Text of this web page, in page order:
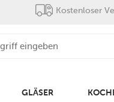
Kostenloser
GLÄSER